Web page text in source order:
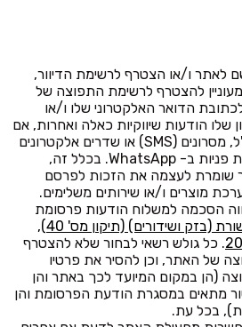
לאתר ו/או הצטרף לרשימת הדיוור,
להצטרף לרשימת התפוצה של
הדואר האלקטרוני שלו ו/או
שלו הודעות שיווקיות כאלה ואחרות, אם
כהודעות דוא"ל, מסרונים (SMS) או שדרים אלקטרונים
אחרים, כדוגמת פניות ב- WhatsApp. בכלל זה,
שומרת לעצמה את הזכות לפרסם
מוצרים ו/או שירותים משלימים.
הסכמה למשלוח הודעות פרסומת
חוק התקשורת (בזק ושידורים) (תיקון מס' 40),
. כל גולש רשאי לבחור שלא להצטרף
של האתר, וכן להסיר את פרטיו
(הן במקום המיועד לכך באתר והן
מתאים במסגרת הודעת הפרסומת והן
בכל עת.